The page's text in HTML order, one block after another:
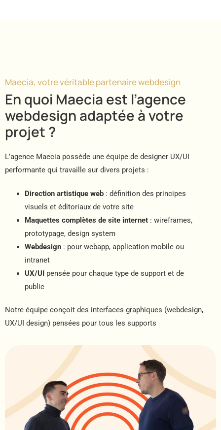
Maecia, votre véritable partenaire webdesign
En quoi Maecia est l’agence
webdesign adaptée à votre
projet ?
L’agence Maecia possède une équipe de designer UX/UI
performante qui travaille sur divers projets :
Direction artistique web : définition des principes
visuels et éditoriaux de votre site
Maquettes complètes de site internet : wireframes,
prototypage, design system
Webdesign : pour webapp, application mobile ou
intranet
UX/UI pensée pour chaque type de support et de
public
Notre équipe conçoit des interfaces graphiques (webdesign,
UX/UI design) pensées pour tous les supports